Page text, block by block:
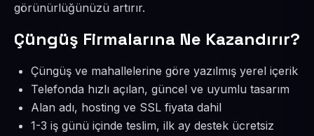
görünürlüğünüzü artırır.
Çüngüş Firmalarına Ne Kazandırır?
Çüngüş ve mahallelerine göre yazılmış yerel içerik
Telefonda hızlı açılan, güncel ve uyumlu tasarım
Alan adı, hosting ve SSL fiyata dahil
1-3 iş günü içinde teslim, ilk ay destek ücretsiz